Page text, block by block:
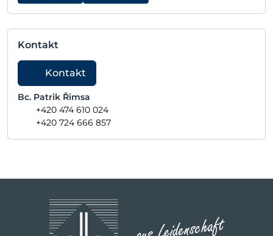
Kontakt
Kontakt
Bc. Patrik Řimsa
+420 474 610 024
+420 724 666 857